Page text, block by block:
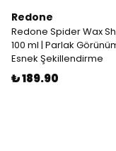
Redone
Redone Spider Wax
100 ml | Parlak
Esnek Şekillendirme
₺ 189.90